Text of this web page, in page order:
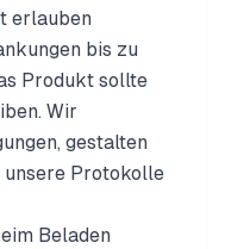
erlauben
bis zu
Produkt sollte
Wir
gestalten
unsere Protokolle
Beladen